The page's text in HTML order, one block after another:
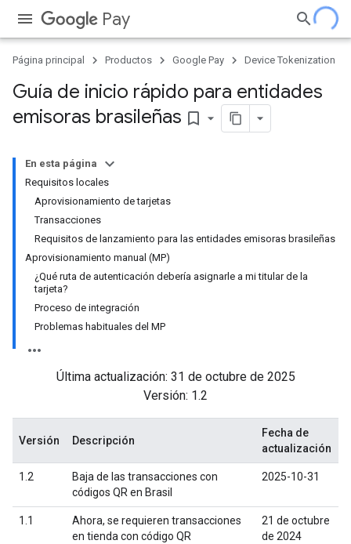
Pay
Página principal Productos Google Pay Device Tokenization
Guía de inicio rápido para entidades
emisoras brasileñas bookmark_border
En esta página
Requisitos locales
Aprovisionamiento de tarjetas
Transacciones
Requisitos de lanzamiento para las entidades emisoras brasileñas
Aprovisionamiento manual (MP)
¿Qué ruta de autenticación debería asignarle a mi titular de la
tarjeta?
Proceso de integración
Problemas habituales del MP
Última actualización: 31 de octubre de 2025
Versión: 1.2
Versión Descripción
Fecha de
actualización
1.2
Baja de las transacciones con
códigos QR en Brasil
2025-10-31
1.1
Ahora, se requieren transacciones
en tienda con código QR
21 de octubre
de 2024